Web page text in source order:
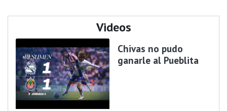
Videos
Chivas no pudo
ganarle al Pueblita